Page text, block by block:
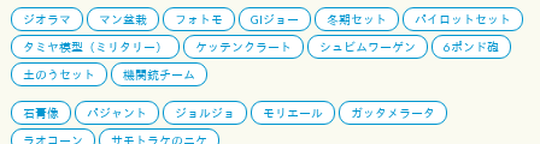
ジオラマ マン盆栽 フォトモ GIジョー 冬期セット
パイロットセット
タミヤ模型（ミリタリー）
ケッテンクラート シュビムワーゲン
6ポンド砲
土のうセット
機関銃チーム
石膏像 パジャント ジョルジョ モリエール
ガッタメラータ
ラオコーン
サモトラケのニケ